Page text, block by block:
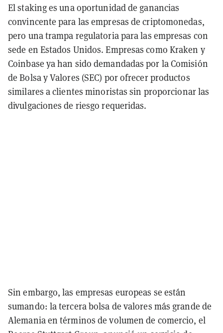
El staking es una oportunidad de ganancias
convincente para las empresas de criptomonedas,
pero una trampa regulatoria para las empresas con
sede en Estados Unidos. Empresas como Kraken y
Coinbase ya han sido demandadas por la Comisión
de Bolsa y Valores (SEC) por ofrecer productos
similares a clientes minoristas sin proporcionar las
divulgaciones de riesgo requeridas.
Sin embargo, las empresas europeas se están
sumando: la tercera bolsa de valores más grande de
Alemania en términos de volumen de comercio, el